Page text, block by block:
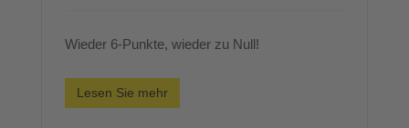
Wieder 6-Punkte, wieder zu Null!
Lesen Sie mehr